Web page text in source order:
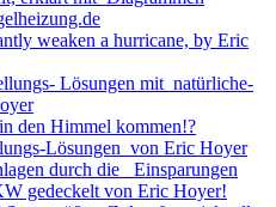
weaken a hurricane, by Eric
Lösungen mit natürliche-
den Himmel kommen!?
Lösungen von Eric Hoyer
durch die Einsparungen
gedeckelt von Eric Hoyer!